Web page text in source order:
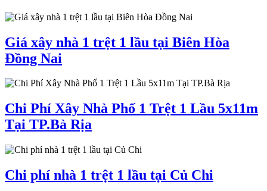
Giá xây nhà 1 trệt 1 lầu tại Biên Hòa
Đồng Nai
Chi Phí Xây Nhà Phố 1 Trệt 1 Lầu 5x11m
Tại TP.Bà Rịa
Chi phí nhà 1 trệt 1 lầu tại Củ Chi